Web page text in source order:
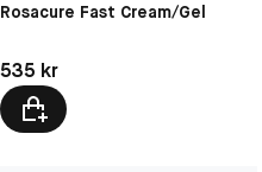
Rosacure Fast Cream/Gel
Pris: 535 kr
535 kr